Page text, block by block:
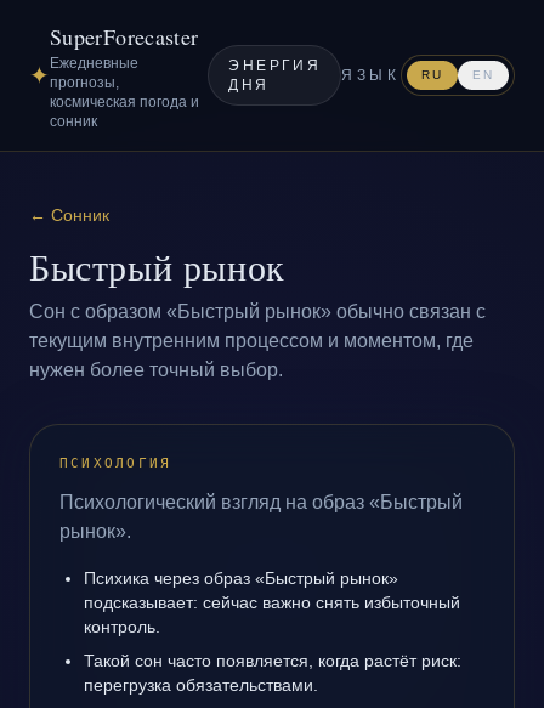
✦
SuperForecaster
Ежедневные
прогнозы,
космическая погода и
сонник
ЭНЕРГИЯ
ДНЯ
ЯЗЫК RU EN
← Сонник
Быстрый рынок
Сон с образом «Быстрый рынок» обычно связан с
текущим внутренним процессом и моментом, где
нужен более точный выбор.
ПСИХОЛОГИЯ
Психологический взгляд на образ «Быстрый
рынок».
Психика через образ «Быстрый рынок»
подсказывает: сейчас важно снять избыточный
контроль.
Такой сон часто появляется, когда растёт риск:
перегрузка обязательствами.